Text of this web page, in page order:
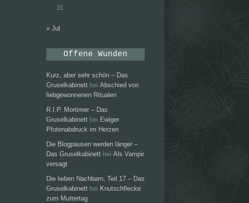
31
« Jul
Offene Wunden
Kurz, aber sehr schön – Das
Gruselkabinett bei Abschied von
liebgewonnenen Ritualen
R.I.P. Mortimer – Das
Gruselkabinett bei Ewiger
Pfotenabdruck im Herzen
Die Blogpausen werden länger –
Das Gruselkabinett bei Als Vampir
versagt
Die lieben Nachbarn, Teil 17 – Das
Gruselkabinett bei Knutschflecke
zum Muttertag